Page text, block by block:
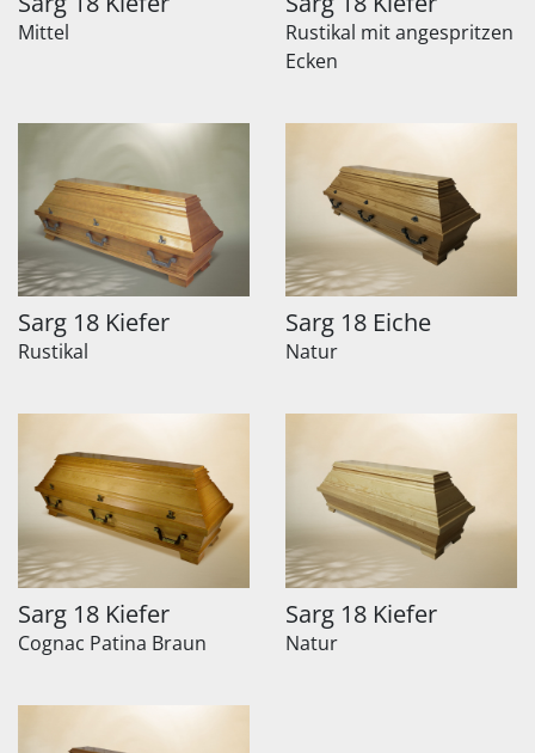
Mittel
Rustikal mit angespritzen
Ecken
Sarg 18 Kiefer
Rustikal
Sarg 18 Eiche
Natur
Sarg 18 Kiefer
Cognac Patina Braun
Sarg 18 Kiefer
Natur